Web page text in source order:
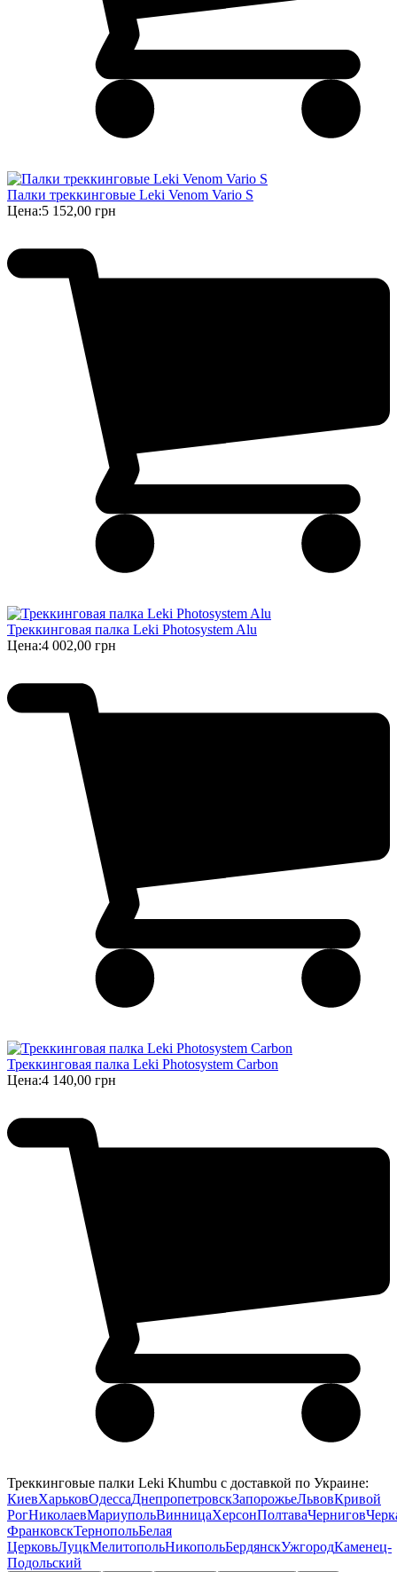
Палки треккинговые Leki Venom Vario S
Цена:5 152,00 грн
Треккинговая палка Leki Photosystem Alu
Цена:4 002,00 грн
Треккинговая палка Leki Photosystem Carbon
Цена:4 140,00 грн
Треккинговые палки Leki Khumbu с доставкой по Украине:
КиевХарьковОдессаДнепропетровскЗапорожьеЛьвовКривой
РогНиколаевМариупольВинницаХерсонПолтаваЧернигов
ФранковскТернопольБелая
ЦерковьЛуцкМелитопольНикопольБердянскУжгородКаменец-
Подольский